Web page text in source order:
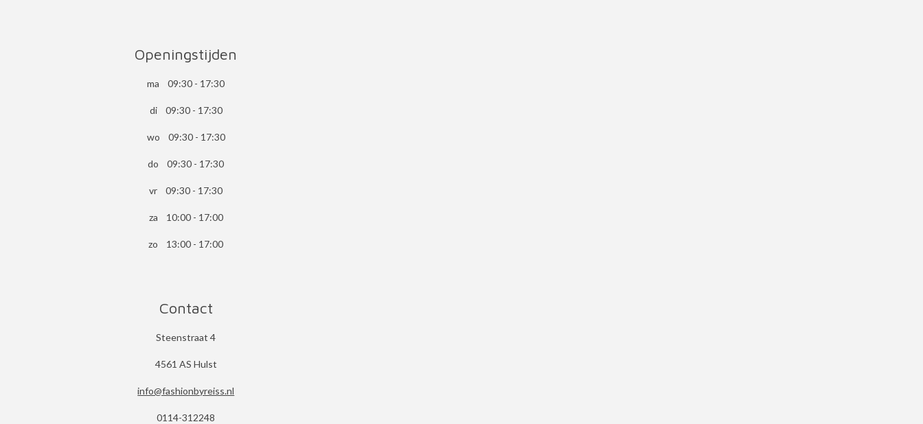
Openingstijden
ma 09:30 - 17:30
di 09:30 - 17:30
wo 09:30 - 17:30
do 09:30 - 17:30
vr 09:30 - 17:30
za 10:00 - 17:00
zo 13:00 - 17:00
Contact
Steenstraat 4
4561 AS Hulst
info@fashionbyreiss.nl
0114-312248